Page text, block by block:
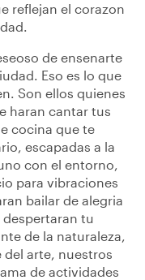
reflejan el corazon
de ensenarte
Eso es lo que
Son ellos quienes
haran cantar tus
cocina que te
escapadas a la
con el entorno,
para vibraciones
bailar de alegria
tu
de la naturaleza,
arte, nuestros
de actividades